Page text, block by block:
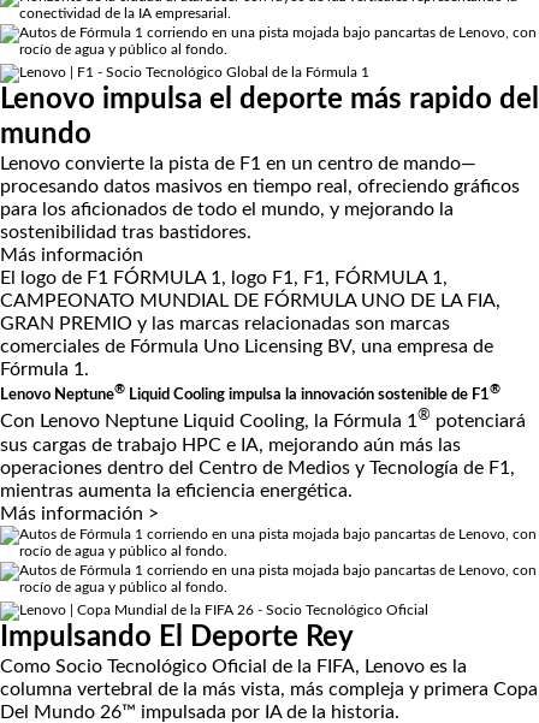
Lenovo impulsa el deporte más rapido del
mundo
Lenovo convierte la pista de F1 en un centro de mando—
procesando datos masivos en tiempo real, ofreciendo gráficos
para los aficionados de todo el mundo, y mejorando la
sostenibilidad tras bastidores.
Más información
El logo de F1 FÓRMULA 1, logo F1, F1, FÓRMULA 1,
CAMPEONATO MUNDIAL DE FÓRMULA UNO DE LA FIA,
GRAN PREMIO y las marcas relacionadas son marcas
comerciales de Fórmula Uno Licensing BV, una empresa de
Fórmula 1.
Lenovo Neptune® Liquid Cooling impulsa la innovación sostenible de F1®
Con Lenovo Neptune Liquid Cooling, la Fórmula 1® potenciará
sus cargas de trabajo HPC e IA, mejorando aún más las
operaciones dentro del Centro de Medios y Tecnología de F1,
mientras aumenta la eficiencia energética.
Más información >
Impulsando El Deporte Rey
Como Socio Tecnológico Oficial de la FIFA, Lenovo es la
columna vertebral de la más vista, más compleja y primera Copa
Del Mundo 26™ impulsada por IA de la historia.